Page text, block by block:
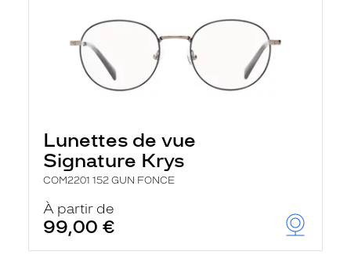
Lunettes de vue
Signature Krys
COM2201 152 GUN FONCE
À partir de
99,00 €